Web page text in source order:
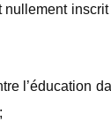
nullement
l’éducation